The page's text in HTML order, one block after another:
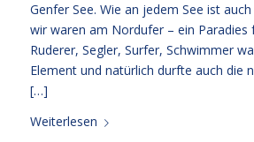
Genfer See. Wie an jedem See ist
wir waren am Nordufer – ein Paradies
Ruderer, Segler, Surfer, Schwimmer
Element und natürlich durfte auch die
[…]
Weiterlesen